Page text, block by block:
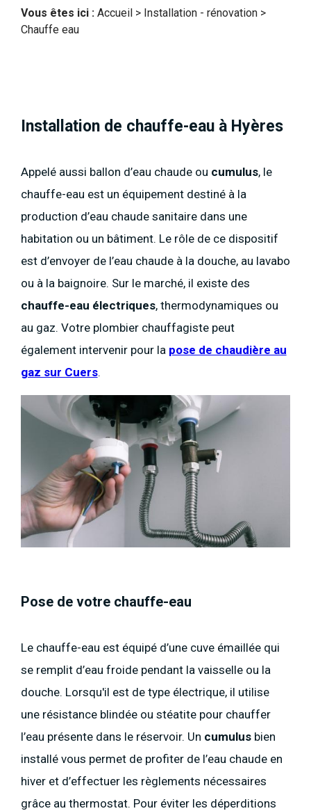
Vous êtes ici : Accueil > Installation - rénovation >
Chauffe eau
Installation de chauffe-eau à Hyères
Appelé aussi ballon d’eau chaude ou cumulus, le
chauffe-eau est un équipement destiné à la
production d’eau chaude sanitaire dans une
habitation ou un bâtiment. Le rôle de ce dispositif
est d’envoyer de l’eau chaude à la douche, au lavabo
ou à la baignoire. Sur le marché, il existe des
chauffe-eau électriques, thermodynamiques ou
au gaz. Votre plombier chauffagiste peut
également intervenir pour la pose de chaudière au
gaz sur Cuers.
Pose de votre chauffe-eau
Le chauffe-eau est équipé d’une cuve émaillée qui
se remplit d’eau froide pendant la vaisselle ou la
douche. Lorsqu'il est de type électrique, il utilise
une résistance blindée ou stéatite pour chauffer
l’eau présente dans le réservoir. Un cumulusbien
installé vous permet de profiter de l’eau chaude en
hiver et d’effectuer les règlements nécessaires
grâce au thermostat. Pour éviter les déperditions